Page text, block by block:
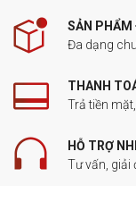
SẢN PHẨM
Đa dạng
THANH
Trả tiền
HỖ TRỢ
Tư vấn, giải